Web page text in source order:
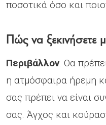
ποσοτικά όσο και
Πώς να
Περιβάλλον. Θα
η ατμόσφαιρα ήρεμη
σας πρέπει να είναι
σας. Άγχος και